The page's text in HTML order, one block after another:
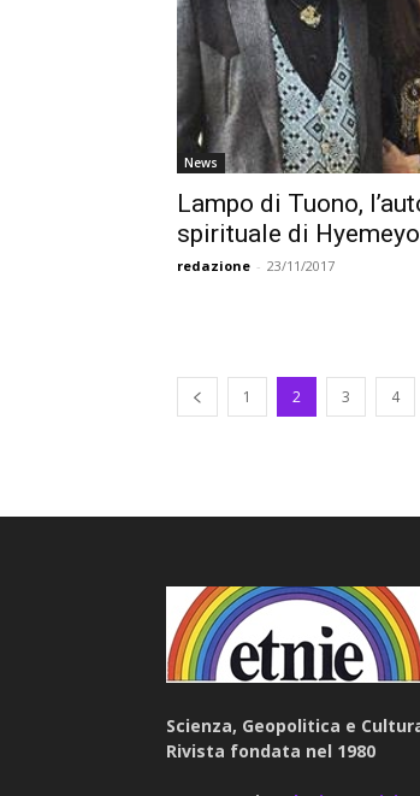
News
Lampo di Tuono,
spirituale di
redazione - 23/11/2017
1 2 3 4
Scienza, Geopolitica e
Rivista fondata nel 1980